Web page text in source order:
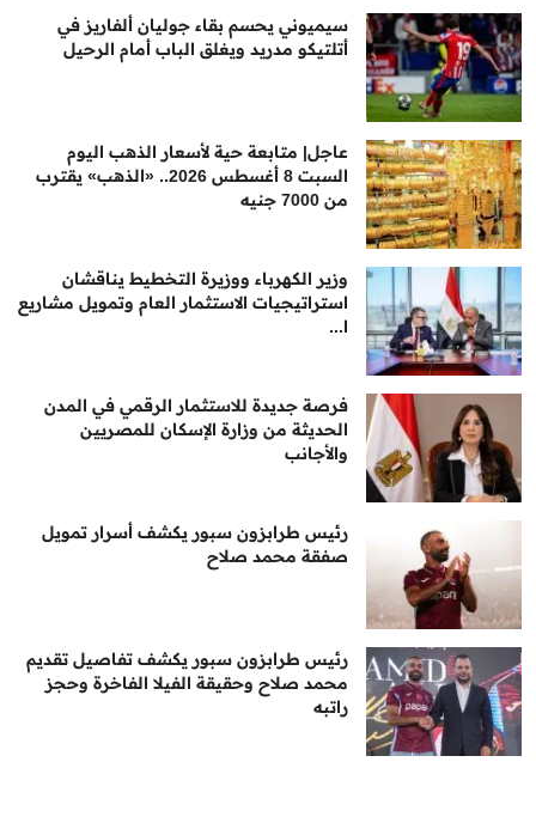
سيميوني يحسم بقاء جوليان ألفاريز في
أتلتيكو مدريد ويغلق الباب أمام الرحيل
عاجل| متابعة حية لأسعار الذهب اليوم
السبت 8 أغسطس 2026.. «الذهب» يقترب
من 7000 جنيه
وزير الكهرباء ووزيرة التخطيط يناقشان
استراتيجيات الاستثمار العام وتمويل مشاريع
ا...
فرصة جديدة للاستثمار الرقمي في المدن
الحديثة من وزارة الإسكان للمصريين
والأجانب
رئيس طرابزون سبور يكشف أسرار تمويل
صفقة محمد صلاح
رئيس طرابزون سبور يكشف تفاصيل تقديم
محمد صلاح وحقيقة الفيلا الفاخرة وحجز
راتبه